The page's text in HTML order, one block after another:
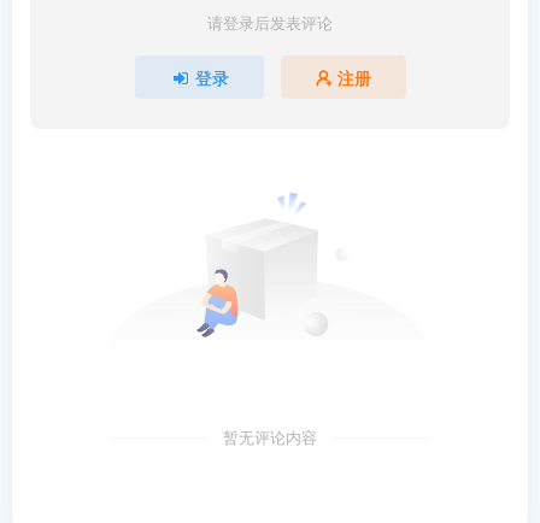
请登录后发表评论
登录 注册
暂无评论内容